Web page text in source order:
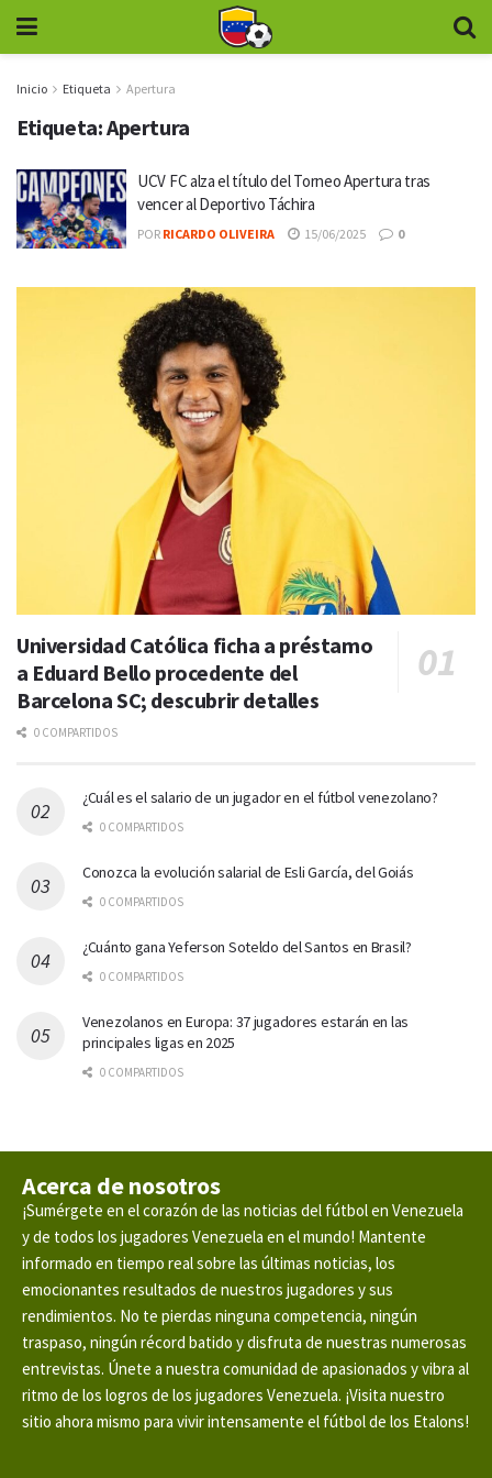
Inicio Etiqueta Apertura
Etiqueta:Apertura
UCV FC alza el título del Torneo Apertura tras
vencer al Deportivo Táchira
POR RICARDO OLIVEIRA 15/06/2025 0
Universidad Católica ficha a préstamo
a Eduard Bello procedente del
Barcelona SC; descubrir detalles
0 COMPARTIDOS
¿Cuál es el salario de un jugador en el fútbol venezolano?
0 COMPARTIDOS
Conozca la evolución salarial de Esli García, del Goiás
0 COMPARTIDOS
¿Cuánto gana Yeferson Soteldo del Santos en Brasil?
0 COMPARTIDOS
Venezolanos en Europa: 37 jugadores estarán en las
principales ligas en 2025
0 COMPARTIDOS
Acerca de nosotros
¡Sumérgete en el corazón de las noticias del fútbol en Venezuela
y de todos los jugadores Venezuela en el mundo! Mantente
informado en tiempo real sobre las últimas noticias, los
emocionantes resultados de nuestros jugadores y sus
rendimientos. No te pierdas ninguna competencia, ningún
traspaso, ningún récord batido y disfruta de nuestras numerosas
entrevistas. Únete a nuestra comunidad de apasionados y vibra al
ritmo de los logros de los jugadores Venezuela. ¡Visita nuestro
sitio ahora mismo para vivir intensamente el fútbol de los Etalons!